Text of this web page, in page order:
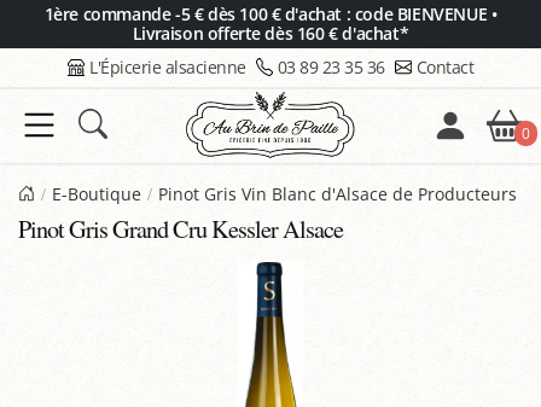
1ère commande -5 € dès 100 € d'achat : code BIENVENUE •
Livraison offerte dès 160 € d'achat*
L'Épicerie alsacienne 03 89 23 35 36 Contact
0
E-Boutique Pinot Gris Vin Blanc d'Alsace de Producteurs
Pinot Gris Grand Cru Kessler Alsace
Panneau de gestion des cookies